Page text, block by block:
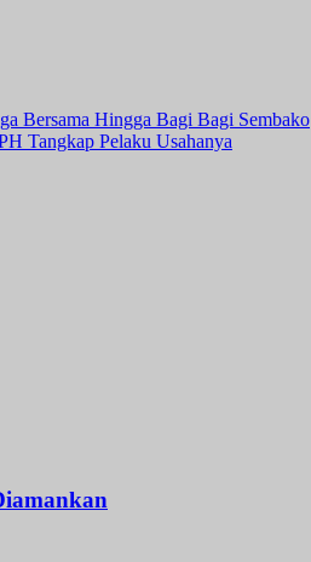
Bersama Hingga Bagi Bagi Sembako
Tangkap Pelaku Usahanya